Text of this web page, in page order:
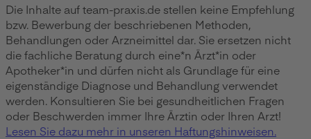
Die Inhalte auf team-praxis.de stellen keine Empfehlung
bzw. Bewerbung der beschriebenen Methoden,
Behandlungen oder Arzneimittel dar. Sie ersetzen nicht
die fachliche Beratung durch eine*n Ärzt*in oder
Apotheker*in und dürfen nicht als Grundlage für eine
eigenständige Diagnose und Behandlung verwendet
werden. Konsultieren Sie bei gesundheitlichen Fragen
oder Beschwerden immer Ihre Ärztin oder Ihren Arzt!
Lesen Sie dazu mehr in unseren Haftungshinweisen.